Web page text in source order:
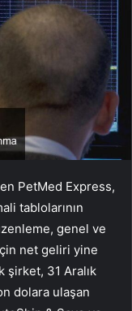
PetMed Express,
tablolarının
genel ve
net geliri yine
şirket, 31 Aralık
dolara ulaşan